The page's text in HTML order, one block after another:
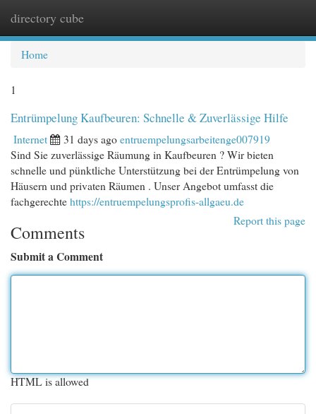
directory cube
Home
1
Entrümpelung Kaufbeuren: Schnelle & Zuverlässige Hilfe
Internet 31 days agoentruempelungsarbeitenge007919
Sind Sie zuverlässige Räumung in Kaufbeuren ? Wir bieten
schnelle und pünktliche Unterstützung bei der Entrümpelung von
Häusern und privaten Räumen . Unser Angebot umfasst die
fachgerechtehttps://entruempelungsprofis-allgaeu.de
Report this page
Comments
Submit a Comment
HTML is allowed